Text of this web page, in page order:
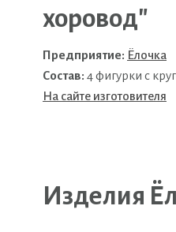
хоровод"
Предприятие: Ёлочка
Состав: 4 фигурки с
На сайте изготовителя
Изделия